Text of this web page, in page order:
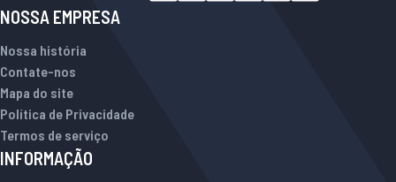
NOSSA EMPRESA
Nossa história
Contate-nos
Mapa do site
Política de Privacidade
Termos de serviço
INFORMAÇÃO